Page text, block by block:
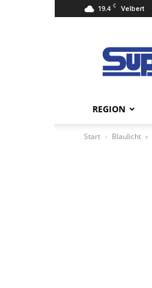
19.4 C Velbert
REGION
Start Blaulicht